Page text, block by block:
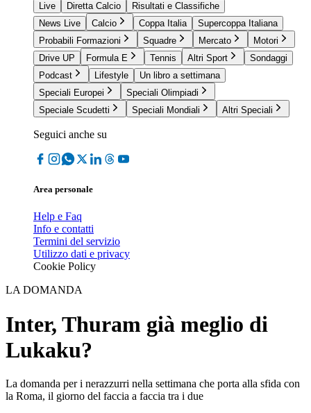
Live
Diretta Calcio
Risultati e Classifiche
News Live
Calcio Coppa Italia
Supercoppa Italiana
Probabili Formazioni
Squadre Mercato
Motori
Drive UP
Formula E Tennis Altri Sport
Sondaggi
Podcast
Lifestyle
Un libro a settimana
Speciali Europei
Speciali Olimpiadi
Speciale Scudetti
Speciali Mondiali Altri Speciali
Seguici anche su
Area personale
Help e Faq
Info e contatti
Termini del servizio
Utilizzo dati e privacy
Cookie Policy
LA DOMANDA
Inter, Thuram già meglio di
Lukaku?
La domanda per i nerazzurri nella settimana che porta alla sfida con
la Roma, il giorno del faccia a faccia tra i due